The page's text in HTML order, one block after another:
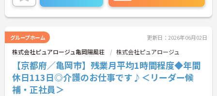
グループホーム 更新日：2026年06月02日
株式会社ピュアロージュ亀岡陽風荘 株式会社ピュアロージュ
【京都府／亀岡市】残業月平均1時間程度◆年間
休日113日◎介護のお仕事です♪＜リーダー候
補・正社員＞